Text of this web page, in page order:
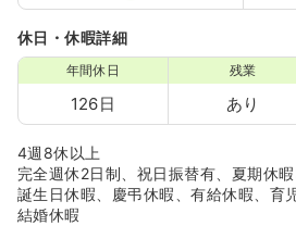
休日・休暇詳細
年間休日
126日
残業
あり
4週8休以上
完全週休2日制、祝日振替有、夏期休
誕生日休暇、慶弔休暇、有給休暇、育
結婚休暇